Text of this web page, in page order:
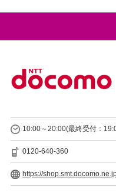
10:00～20:00(最終受付：
0120-640-360
https://